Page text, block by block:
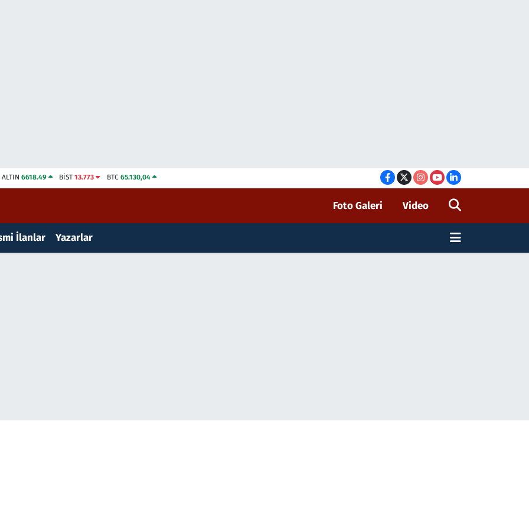
ALTIN 6618.49 BİST13.773 BTC 65.130,04
Foto Galeri Video
İlanlar Yazarlar